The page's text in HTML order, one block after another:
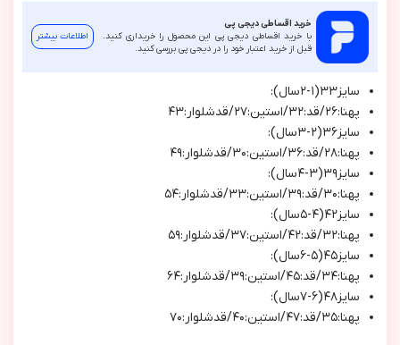
خرید اقساطی دیجی پی
با خرید اقساطی دیجی پی این محصول را خریداری کنید.
قبل از خرید اعتبار خود را در دیجی پی بررسی کنید.
اطلاعات بیشتر
سايز٣٣(١-٢سال):
پهنا:٢٦/قد:٣٢/استين:٢٧/قدشلوار:٤٣
سايز٣٦(٢-٣سال):
پهنا:٢٨/قد:٣٦/استين:٣٠/قدشلوار:٤٩
سايز٣٩(٣-٤سال):
پهنا:٣٠/قد:٣٩/استين:٣٣/قدشلوار:٥٤
سايز٤٢(٤-٥سال):
پهنا:٣٢/قد:٤٢/استين:٣٧/قدشلوار:٥٩
سايز٤٥(٥-٦سال):
پهنا:٣٤/قد:٤٥/استين:٣٩/قدشلوار:٦٤
سايز٤٨(٦-٧سال):
پهنا:٣٥/قد:٤٧/استين:٤٠/قدشلوار:٧٠